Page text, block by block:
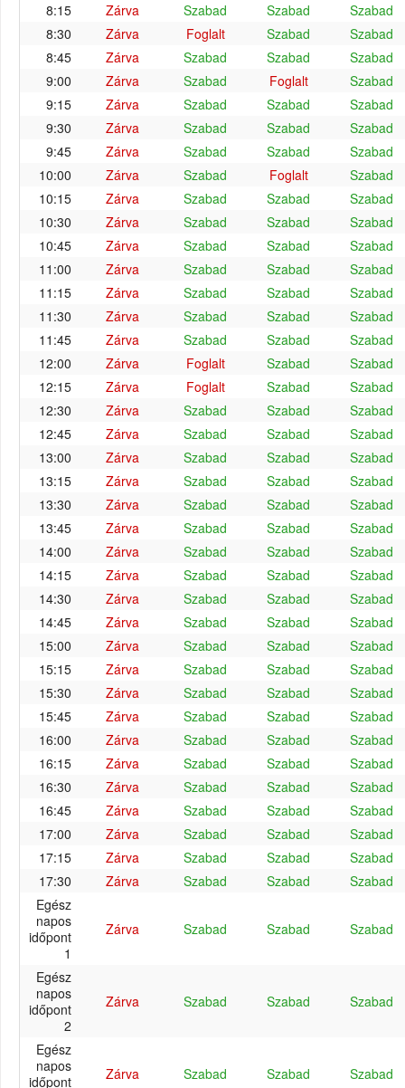
8:15
Zárva Szabad Szabad
Szabad
8:30
Zárva Foglalt Szabad
Szabad
8:45
Zárva Szabad Szabad
Szabad
9:00
Zárva Szabad Foglalt
Szabad
9:15
Zárva Szabad Szabad
Szabad
9:30
Zárva Szabad Szabad
Szabad
9:45
Zárva Szabad Szabad
Szabad
10:00
Zárva Szabad Foglalt
Szabad
10:15
Zárva Szabad Szabad
Szabad
10:30
Zárva Szabad Szabad
Szabad
10:45
Zárva Szabad Szabad
Szabad
11:00
Zárva Szabad Szabad
Szabad
11:15
Zárva Szabad Szabad
Szabad
11:30
Zárva Szabad Szabad
Szabad
11:45
Zárva Szabad Szabad
Szabad
12:00
Zárva Foglalt Szabad
Szabad
12:15
Zárva Foglalt Szabad
Szabad
12:30
Zárva Szabad Szabad
Szabad
12:45
Zárva Szabad Szabad
Szabad
13:00
Zárva Szabad Szabad
Szabad
13:15
Zárva Szabad Szabad
Szabad
13:30
Zárva Szabad Szabad
Szabad
13:45
Zárva Szabad Szabad
Szabad
14:00
Zárva Szabad Szabad
Szabad
14:15
Zárva Szabad Szabad
Szabad
14:30
Zárva Szabad Szabad
Szabad
14:45
Zárva Szabad Szabad
Szabad
15:00
Zárva Szabad Szabad
Szabad
15:15
Zárva Szabad Szabad
Szabad
15:30
Zárva Szabad Szabad
Szabad
15:45
Zárva Szabad Szabad
Szabad
16:00
Zárva Szabad Szabad
Szabad
16:15
Zárva Szabad Szabad
Szabad
16:30
Zárva Szabad Szabad
Szabad
16:45
Zárva Szabad Szabad
Szabad
17:00
Zárva Szabad Szabad
Szabad
17:15
Zárva Szabad Szabad
Szabad
17:30
Zárva Szabad Szabad
Szabad
Egész
napos
időpont
1
Zárva Szabad Szabad Szabad
Egész
napos
időpont
2
Zárva Szabad Szabad Szabad
Egész
napos
időpont
Zárva Szabad Szabad Szabad